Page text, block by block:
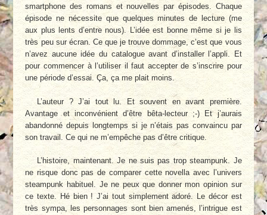
smartphone des romans et nouvelles par épisodes. Chaque
épisode ne nécessite que quelques minutes de lecture (me
aux plus lents d’entre nous). L’idée est bonne même si je lis
très peu sur écran. Ce que je trouve dommage, c’est que vous
n’avez aucune idée du catalogue avant d’installer l’appli. Et
pour commencer à l’utiliser il faut accepter de s’inscrire pour
une période d’essai. Ça, ça me plait moins.
L’auteur ? J’ai tout lu. Et souvent en avant première.
Avantage et inconvénient d’être bêta-lecteur ;-) Et j’aurais
abandonné depuis longtemps si je n’étais pas convaincu par
son travail. Ce qui ne m’empêche pas d’être critique.
L’histoire, maintenant. Je ne suis pas trop steampunk. Je
ne risque donc pas de comparer cette novella avec l’univers
steampunk habituel. Je ne peux que donner mon opinion sur
ce texte. Hé bien ! J’ai tout simplement adoré. Le décor est
très sympa, les personnages sont bien amenés, l’intrigue est